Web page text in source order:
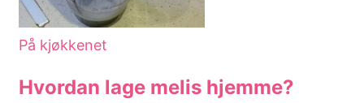
På kjøkkenet
Hvordan lage melis hjemme?